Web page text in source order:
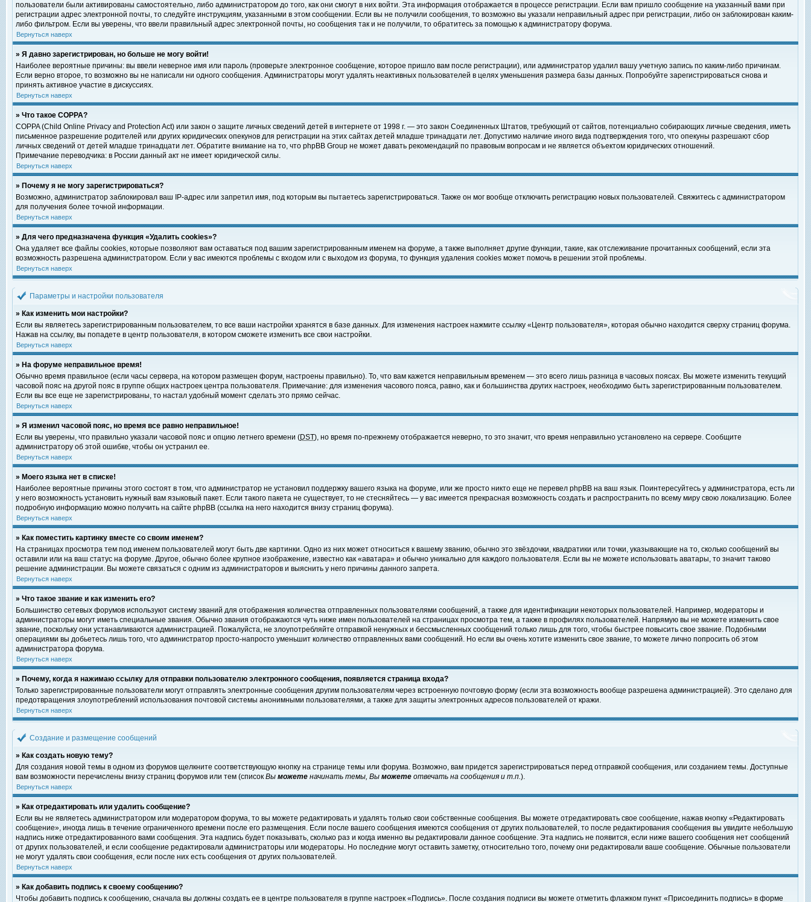
пользователи были активированы самостоятельно, либо администратором до того, как они смогут в них войти. Эта информация отображается в процессе регистрации. Если вам пришло сообщение на указанный вами при
регистрации адрес электронной почты, то следуйте инструкциям, указанными в этом сообщении. Если вы не получили сообщения, то возможно вы указали неправильный адрес при регистрации, либо он заблокирован каким-
либо фильтром. Если вы уверены, что ввели правильный адрес электронной почты, но сообщения так и не получили, то обратитесь за помощью к администратору форума.
Вернуться наверх
» Я давно зарегистрирован, но больше не могу войти!
Наиболее вероятные причины: вы ввели неверное имя или пароль (проверьте электронное сообщение, которое пришло вам после регистрации), или администратор удалил вашу учетную запись по каким-либо причинам.
Если верно второе, то возможно вы не написали ни одного сообщения. Администраторы могут удалять неактивных пользователей в целях уменьшения размера базы данных. Попробуйте зарегистрироваться снова и
принять активное участие в дискуссиях.
Вернуться наверх
» Что такое COPPA?
COPPA (Child Online Privacy and Protection Act) или закон о защите личных сведений детей в интернете от 1998 г. — это закон Соединенных Штатов, требующий от сайтов, потенциально собирающих личные сведения, иметь
письменное разрешение родителей или других юридических опекунов для регистрации на этих сайтах детей младше тринадцати лет. Допустимо наличие иного вида подтверждения того, что опекуны разрешают сбор
личных сведений от детей младше тринадцати лет. Обратите внимание на то, что phpBB Group не может давать рекомендаций по правовым вопросам и не является объектом юридических отношений.
Примечание переводчика: в России данный акт не имеет юридической силы.
Вернуться наверх
» Почему я не могу зарегистрироваться?
Возможно, администратор заблокировал ваш IP-адрес или запретил имя, под которым вы пытаетесь зарегистрироваться. Также он мог вообще отключить регистрацию новых пользователей. Свяжитесь с администратором
для получения более точной информации.
Вернуться наверх
» Для чего предназначена функция «Удалить cookies»?
Она удаляет все файлы cookies, которые позволяют вам оставаться под вашим зарегистрированным именем на форуме, а также выполняет другие функции, такие, как отслеживание прочитанных сообщений, если эта
возможность разрешена администратором. Если у вас имеются проблемы с входом или с выходом из форума, то функция удаления cookies может помочь в решении этой проблемы.
Вернуться наверх
Параметры и настройки пользователя
» Как изменить мои настройки?
Если вы являетесь зарегистрированным пользователем, то все ваши настройки хранятся в базе данных. Для изменения настроек нажмите ссылку «Центр пользователя», которая обычно находится сверху страниц форума.
Нажав на ссылку, вы попадете в центр пользователя, в котором сможете изменить все свои настройки.
Вернуться наверх
» На форуме неправильное время!
Обычно время правильное (если часы сервера, на котором размещен форум, настроены правильно). То, что вам кажется неправильным временем — это всего лишь разница в часовых поясах. Вы можете изменить текущий
часовой пояс на другой пояс в группе общих настроек центра пользователя. Примечание: для изменения часового пояса, равно, как и большинства других настроек, необходимо быть зарегистрированным пользователем.
Если вы все еще не зарегистрированы, то настал удобный момент сделать это прямо сейчас.
Вернуться наверх
» Я изменил часовой пояс, но время все равно неправильное!
Если вы уверены, что правильно указали часовой пояс и опцию летнего времени (DST), но время по-прежнему отображается неверно, то это значит, что время неправильно установлено на сервере. Сообщите
администратору об этой ошибке, чтобы он устранил ее.
Вернуться наверх
» Моего языка нет в списке!
Наиболее вероятные причины этого состоят в том, что администратор не установил поддержку вашего языка на форуме, или же просто никто еще не перевел phpBB на ваш язык. Поинтересуйтесь у администратора, есть ли
у него возможность установить нужный вам языковый пакет. Если такого пакета не существует, то не стесняйтесь — у вас имеется прекрасная возможность создать и распространить по всему миру свою локализацию. Более
подробную информацию можно получить на сайте phpBB (ссылка на него находится внизу страниц форума).
Вернуться наверх
» Как поместить картинку вместе со своим именем?
На страницах просмотра тем под именем пользователей могут быть две картинки. Одно из них может относиться к вашему званию, обычно это звёздочки, квадратики или точки, указывающие на то, сколько сообщений вы
оставили или на ваш статус на форуме. Другое, обычно более крупное изображение, известно как «аватара» и обычно уникально для каждого пользователя. Если вы не можете использовать аватары, то значит таково
решение администрации. Вы можете связаться с одним из администраторов и выяснить у него причины данного запрета.
Вернуться наверх
» Что такое звание и как изменить его?
Большинство сетевых форумов используют систему званий для отображения количества отправленных пользователями сообщений, а также для идентификации некоторых пользователей. Например, модераторы и
администраторы могут иметь специальные звания. Обычно звания отображаются чуть ниже имен пользователей на страницах просмотра тем, а также в профилях пользователей. Напрямую вы не можете изменить свое
звание, поскольку они устанавливаются администрацией. Пожалуйста, не злоупотребляйте отправкой ненужных и бессмысленных сообщений только лишь для того, чтобы быстрее повысить свое звание. Подобными
операциями вы добьетесь лишь того, что администратор просто-напросто уменьшит количество отправленных вами сообщений. Но если вы очень хотите изменить свое звание, то можете лично попросить об этом
администратора форума.
Вернуться наверх
» Почему, когда я нажимаю ссылку для отправки пользователю электронного сообщения, появляется страница входа?
Только зарегистрированные пользователи могут отправлять электронные сообщения другим пользователям через встроенную почтовую форму (если эта возможность вообще разрешена администрацией). Это сделано для
предотвращения злоупотреблений использования почтовой системы анонимными пользователями, а также для защиты электронных адресов пользователей от кражи.
Вернуться наверх
Создание и размещение сообщений
» Как создать новую тему?
Для создания новой темы в одном из форумов щелкните соответствующую кнопку на странице темы или форума. Возможно, вам придется зарегистрироваться перед отправкой сообщения, или созданием темы. Доступные
вам возможности перечислены внизу страниц форумов или тем (список Вы можете начинать темы, Вы можете отвечать на сообщения и т.п.).
Вернуться наверх
» Как отредактировать или удалить сообщение?
Если вы не являетесь администратором или модератором форума, то вы можете редактировать и удалять только свои собственные сообщения. Вы можете отредактировать свое сообщение, нажав кнопку «Редактировать
сообщение», иногда лишь в течение ограниченного времени после его размещения. Если после вашего сообщения имеются сообщения от других пользователей, то после редактирования сообщения вы увидите небольшую
надпись ниже отредактированного вами сообщения. Эта надпись будет показывать, сколько раз и когда именно вы редактировали данное сообщение. Эта надпись не появится, если ниже вашего сообщения нет сообщений
от других пользователей, и если сообщение редактировали администраторы или модераторы. Но последние могут оставить заметку, относительно того, почему они редактировали ваше сообщение. Обычные пользователи
не могут удалять свои сообщения, если после них есть сообщения от других пользователей.
Вернуться наверх
» Как добавить подпись к своему сообщению?
Чтобы добавить подпись к сообщению, сначала вы должны создать ее в центре пользователя в группе настроек «Подпись». После создания подписи вы можете отметить флажком пункт «Присоединить подпись» в форме